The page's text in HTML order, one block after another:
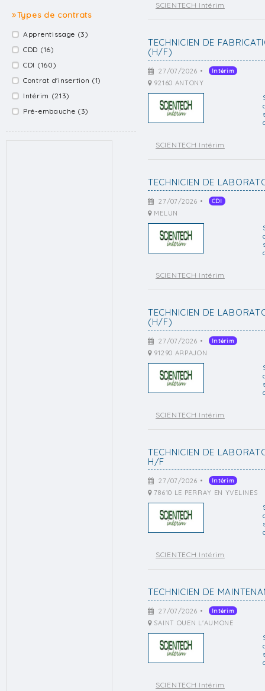
Types de contrats
Apprentissage (3)
CDD (16)
CDI (160)
Contrat d'insertion (1)
Intérim (213)
Pré-embauche (3)
SCIENTECH Intérim
TECHNICIEN DE
(H/F)
27/07/2026 • Intérim
92160 ANTONY
SCIENTECH Intérim
TECHNICIEN DE
27/07/2026 • CDI
MELUN
SCIENTECH Intérim
TECHNICIEN DE
(H/F)
27/07/2026 • Intérim
91290 ARPAJON
SCIENTECH Intérim
TECHNICIEN DE
H/F
27/07/2026 • Intérim
78610 LE PERRAY EN YVELINES
SCIENTECH Intérim
TECHNICIEN DE
27/07/2026 • Intérim
SAINT OUEN L'AUMONE
SCIENTECH Intérim